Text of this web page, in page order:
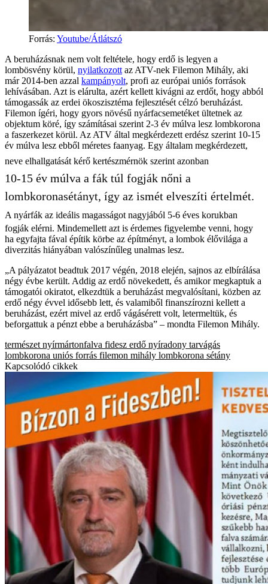
Forrás: Youtube/Átlátszó
A beruházásnak nem volt feltétele, hogy erdő is legyen a
lombösvény körül, nyilatkozott az ATV-nek Filemon Mihály, aki
már 2014-ben azzal kampányolt, profi az európai uniós források
lehívásában. Azt is elárulta, azért kellett kivágni az erdőt, hogy abból
támogassák az erdei ökoszisztéma fejlesztését célzó beruházást.
Filemon ígéri, hogy gyors növésű nyárfacsemetéket ültetnek az
objektum köré, így számításai szerint 2-3 év múlva lesz lombkorona
a faszerkezet körül. Az ATV által megkérdezett erdész szerint 10-15
év múlva lesz ebből méretes faanyag. Egy általam megkérdezett,
neve elhallgatását kérő kertészmérnök szerint azonban
10-15 év múlva a fák túl fogják nőni a
lombkoronasétányt, így az ismét elveszíti értelmét.
A nyárfák az ideális magasságot nagyjából 5-6 éves korukban
fogják elérni. Mindemellett azt is érdemes figyelembe venni, hogy
ha egyfajta fával építik körbe az építményt, a lombok élővilága a
diverzitás hiányában valószínűleg unalmas lesz.
„A pályázatot beadtuk 2017 végén, 2018 elején, sajnos az elbírálása
négy évbe került. Addig az erdő növekedett, és amikor megkaptuk a
támogatói okiratot, elkezdtük a beruházást megvalósítani, közben az
erdő négy évvel idősebb lett, és valamiből finanszírozni kellett a
beruházást, ezért mivel az erdő vágásérett volt, letermeltük, és
beforgattuk a pénzt ebbe a beruházásba” – mondta Filemon Mihály.
természet nyírmártonfalva fidesz erdő nyíradony tarvágás
lombkorona uniós forrás filemon mihály lombkorona sétány
Kapcsolódó cikkek